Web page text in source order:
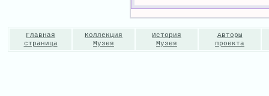
Главная
страница
Коллекция
Музея
История
Музея
Авторы
проекта